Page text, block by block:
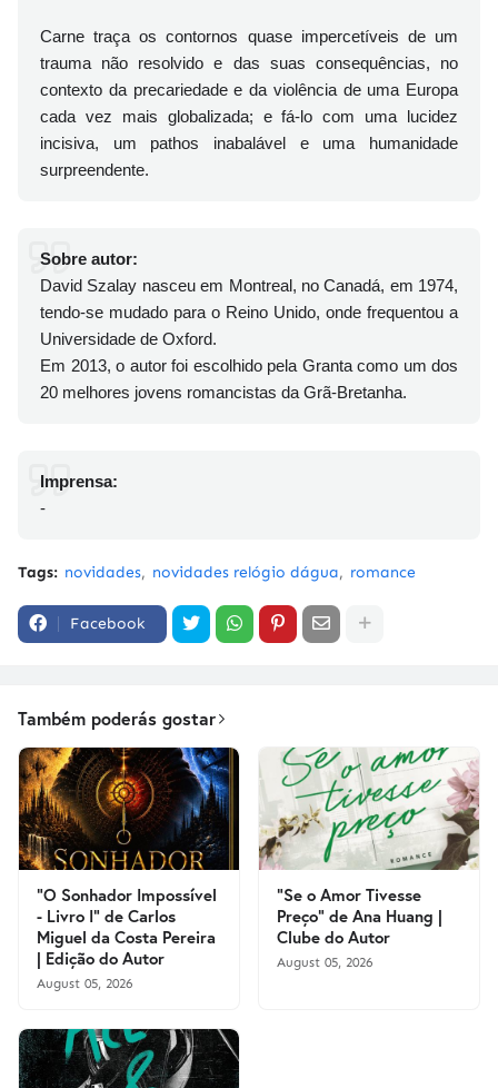
Carne traça os contornos quase impercetíveis de um
trauma não resolvido e das suas consequências, no
contexto da precariedade e da violência de uma Europa
cada vez mais globalizada; e fá-lo com uma lucidez
incisiva, um pathos inabalável e uma humanidade
surpreendente.
Sobre autor:
David Szalay nasceu em Montreal, no Canadá, em 1974,
tendo-se mudado para o Reino Unido, onde frequentou a
Universidade de Oxford.
Em 2013, o autor foi escolhido pela Granta como um dos
20 melhores jovens romancistas da Grã-Bretanha.
Imprensa:
-
Tags: novidades novidades relógio dágua romance
Facebook
Também poderás gostar
"O Sonhador Impossível
- Livro I" de Carlos
Miguel da Costa Pereira
| Edição do Autor
August 05, 2026
"Se o Amor Tivesse
Preço" de Ana Huang |
Clube do Autor
August 05, 2026